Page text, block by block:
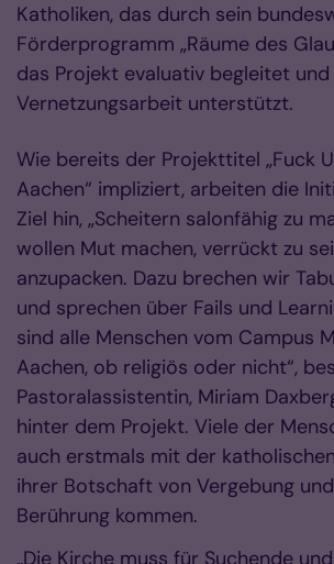
Katholiken, das durch sein
Förderprogramm „Räume des
das Projekt evaluativ begleitet
Vernetzungsarbeit unterstützt.
Wie bereits der Projekttitel „Fuck
Aachen“ impliziert, arbeiten die
Ziel hin, „Scheitern salonfähig zu
wollen Mut machen, verrückt zu
anzupacken. Dazu brechen wir
und sprechen über Fails und
sind alle Menschen vom Campus
Aachen, ob religiös oder nicht“,
Pastoralassistentin, Miriam
hinter dem Projekt. Viele der
auch erstmals mit der
ihrer Botschaft von Vergebung
Berührung kommen.
„Die Kirche muss für Suchende